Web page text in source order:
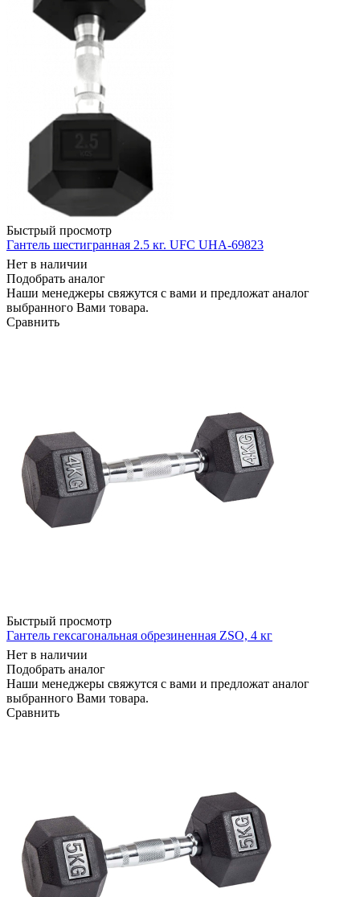
Быстрый просмотр
Гантель шестигранная 2.5 кг. UFC UHA-69823
Нет в наличии
Подобрать аналог
Наши менеджеры свяжутся с вами и предложат аналог
выбранного Вами товара.
Сравнить
Быстрый просмотр
Гантель гексагональная обрезиненная ZSO, 4 кг
Нет в наличии
Подобрать аналог
Наши менеджеры свяжутся с вами и предложат аналог
выбранного Вами товара.
Сравнить